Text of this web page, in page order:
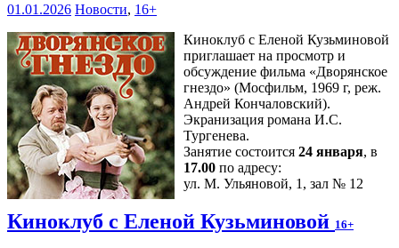
01.01.2026 Новости, 16+
Киноклуб с Еленой Кузьминовой
приглашает на просмотр и
обсуждение фильма «Дворянское
гнездо» (Мосфильм, 1969 г, реж.
Андрей Кончаловский).
Экранизация романа И.С.
Тургенева.
Занятие состоится 24 января, в
17.00 по адресу:
ул. М. Ульяновой, 1, зал № 12
Киноклуб с Еленой Кузьминовой 16+